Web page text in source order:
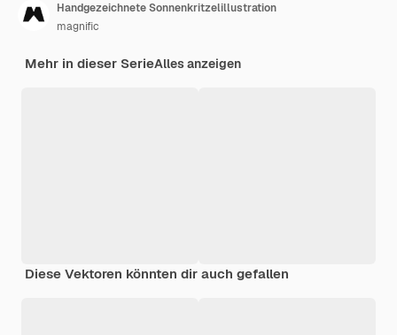
Handgezeichnete Sonnenkritzelillustration
magnific
Mehr in dieser SerieAlles anzeigen
Diese Vektoren könnten dir auch gefallen